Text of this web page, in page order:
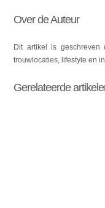
Over de Auteur
Dit artikel is geschreven
trouwlocaties, lifestyle en
Gerelateerde